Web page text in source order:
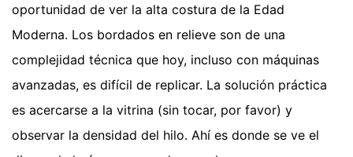
oportunidad de ver la alta costura de la Edad
Moderna. Los bordados en relieve son de una
complejidad técnica que hoy, incluso con máquinas
avanzadas, es difícil de replicar. La solución práctica
es acercarse a la vitrina (sin tocar, por favor) y
observar la densidad del hilo. Ahí es donde se ve el